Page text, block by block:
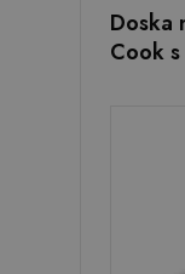
Doska
Cook